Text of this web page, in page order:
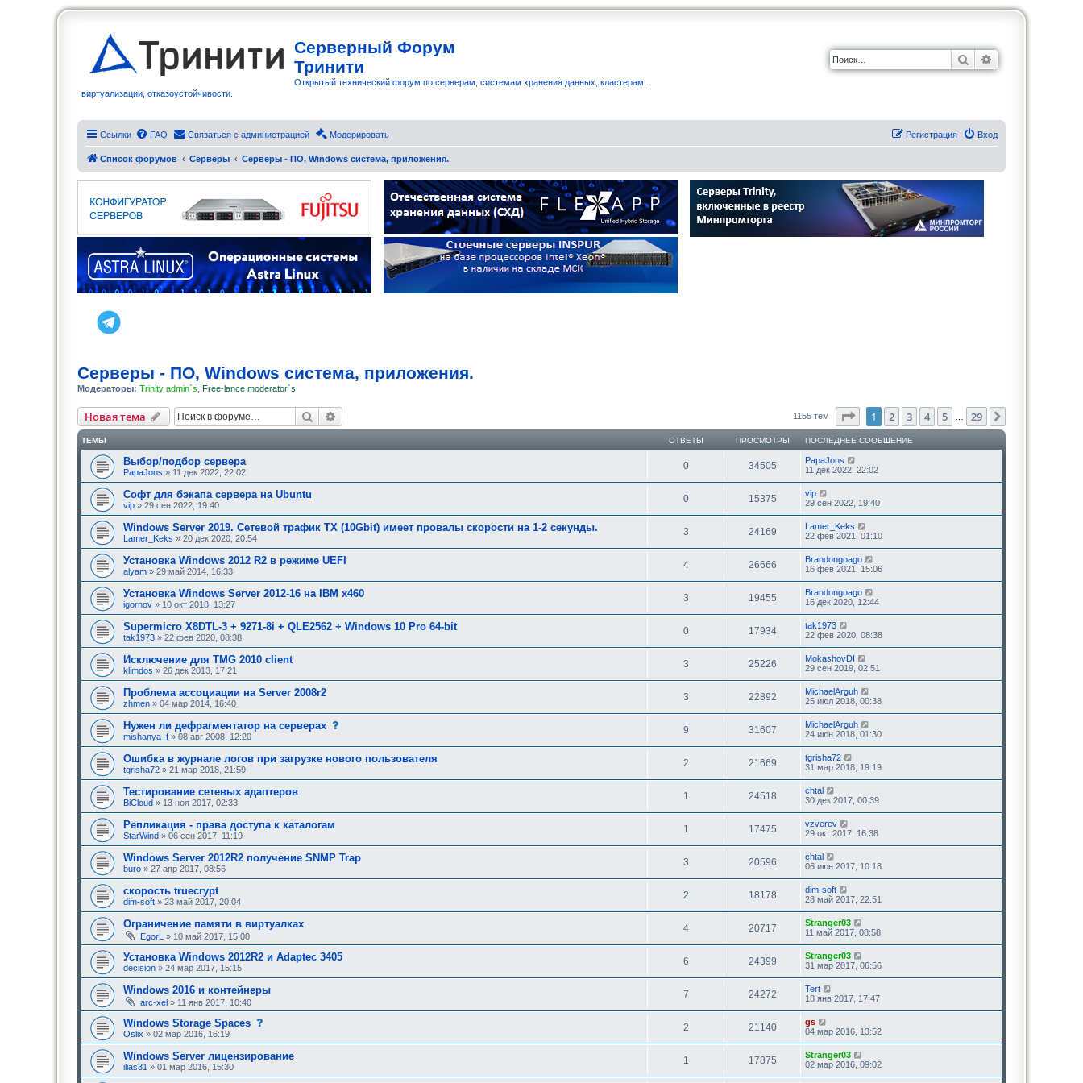
Серверный Форум
Тринити
Открытый технический форум по серверам, системам хранения данных, кластерам,
виртуализации, отказоустойчивости.
Поиск
Ссылки FAQ Связаться с администрацией Модерировать Вход
Регистрация
Список форумов Серверы Серверы - ПО, Windows система, приложения.
Серверы - ПО, Windows система, приложения.
Модераторы: Trinity admin`s Free-lance moderator`s
Новая тема Поиск 1155 тем Страница1 из 29
1 2 3 4 5 29
ТЕМЫ ОТВЕТЫ ПРОСМОТРЫ ПОСЛЕДНЕЕ СООБЩЕНИЕ
Выбор/подбор сервера
PapaJons » 11 дек 2022, 22:02
0 34505
PapaJons
11 дек 2022, 22:02
Софт для бэкапа сервера на Ubuntu
vip » 29 сен 2022, 19:40
0 15375
vip
29 сен 2022, 19:40
Windows Server 2019. Сетевой трафик TX (10Gbit) имеет провалы скорости на 1-2 секунды.
Lamer_Keks » 20 дек 2020, 20:54
3 24169
Lamer_Keks
22 фев 2021, 01:10
Установка Windows 2012 R2 в режиме UEFI
alyam » 29 май 2014, 16:33
4 26666
Brandongoago
16 фев 2021, 15:06
Установка Windows Server 2012-16 на IBM x460
igornov » 10 окт 2018, 13:27
3 19455
Brandongoago
16 дек 2020, 12:44
Supermicro X8DTL-3 + 9271-8i + QLE2562 + Windows 10 Pro 64-bit
tak1973 » 22 фев 2020, 08:38
0 17934
tak1973
22 фев 2020, 08:38
Исключение для TMG 2010 client
klimdos » 26 дек 2013, 17:21
3 25226
MokashovDI
29 сен 2019, 02:51
Проблема ассоциации на Server 2008r2
zhmen » 04 мар 2014, 16:40
3 22892
MichaelArguh
25 июл 2018, 00:38
Нужен ли дефрагментатор на серверах
щ
н
,
б
у
щ
р
mishanya_f » 08 авг 2008, 12:20
9 31607
MichaelArguh
24 июн 2018, 01:30
Ошибка в журнале логов при загрузке нового пользователя
tgrisha72 » 21 мар 2018, 21:59
2 21669
tgrisha72
31 мар 2018, 19:19
Тестирование сетевых адаптеров
BiCloud » 13 ноя 2017, 02:33
1 24518
chtal
30 дек 2017, 00:39
Репликация - права доступа к каталогам
StarWind » 06 сен 2017, 11:19
1 17475
vzverev
29 окт 2017, 16:38
Windows Server 2012R2 получение SNMP Trap
buro » 27 апр 2017, 08:56
3 20596
chtal
06 июн 2017, 10:18
скорость truecrypt
dim-soft » 23 май 2017, 20:04
2 18178
dim-soft
28 май 2017, 22:51
Ограничение памяти в виртуалках
EgorL » 10 май 2017, 15:00
4 20717
Stranger03
11 май 2017, 08:58
Установка Windows 2012R2 и Adaptec 3405
decision » 24 мар 2017, 15:15
6 24399
Stranger03
31 мар 2017, 06:56
Windows 2016 и контейнеры
arc-xel » 11 янв 2017, 10:40
7 24272
Tert
18 янв 2017, 17:47
Windows Storage Spaces
щ
н
Oslix » 02 мар 2016, 16:19
2 21140
gs
04 мар 2016, 13:52
Windows Server лицензирование
ilias31 » 01 мар 2016, 15:30
1 17875
Stranger03
02 мар 2016, 09:02